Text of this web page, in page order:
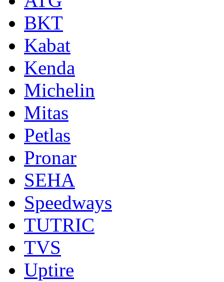
BKT
Kabat
Kenda
Michelin
Mitas
Petlas
Pronar
SEHA
Speedways
TUTRIC
TVS
Uptire